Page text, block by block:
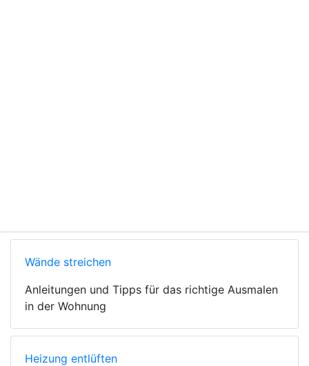
Wände streichen
Anleitungen und Tipps für das richtige Ausmalen
in der Wohnung
Heizung entlüften